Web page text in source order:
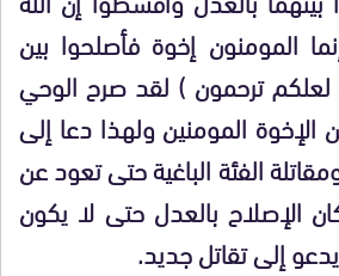
المومنون إخوة فأصلحوا بين
لعلكم ترحمون ) لقد صرح الوحي
الإخوة المومنين ولهذا دعا إلى
الفئة الباغية حتى تعود عن
الإصلاح بالعدل حتى لا يكون
إلى تقاتل جديد.